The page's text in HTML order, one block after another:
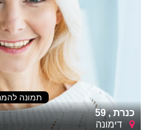
תמונה
כנרת , 59
דימונה